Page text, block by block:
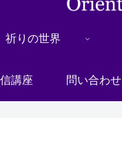
祈りの世界
講座 問い合わせ